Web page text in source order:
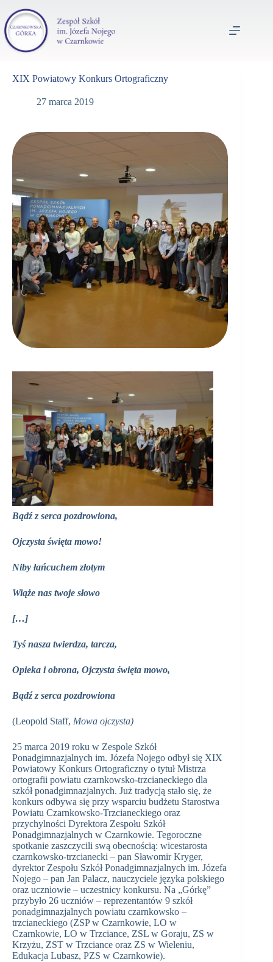
XIX Powiatowy Konkurs Ortograficzny
27 marca 2019
Bądź z serca pozdrowiona,
Ojczysta święta mowo!
Niby łańcuchem złotym
Wiąże nas twoje słowo
[…]
Tyś nasza twierdza, tarcza,
Opieka i obrona, Ojczysta święta mowo,
Bądź z serca pozdrowiona
(Leopold Staff, Mowa ojczysta)
25 marca 2019 roku w Zespole Szkół
Ponadgimnazjalnych im. Józefa Nojego odbył się XIX
Powiatowy Konkurs Ortograficzny o tytuł Mistrza
ortografii powiatu czarnkowsko‑trzcianeckiego dla
szkół ponadgimnazjalnych. Już tradycją stało się, że
konkurs odbywa się przy wsparciu budżetu Starostwa
Powiatu Czarnkowsko‑Trzcianeckiego oraz
przychylności Dyrektora Zespołu Szkół
Ponadgimnazjalnych w Czarnkowie. Tegoroczne
spotkanie zaszczycili swą obecnością: wicestarosta
czarnkowsko-trzcianecki – pan Sławomir Kryger,
dyrektor Zespołu Szkół Ponadgimnazjalnych im. Józefa
Nojego – pan Jan Palacz, nauczyciele języka polskiego
oraz uczniowie – uczestnicy konkursu. Na „Górkę”
przybyło 26 uczniów – reprezentantów 9 szkół
ponadgimnazjalnych powiatu czarnkowsko –
trzcianeckiego (ZSP w Czarnkowie, LO w
Czarnkowie, LO w Trzciance, ZSL w Goraju, ZS w
Krzyżu, ZST w Trzciance oraz ZS w Wieleniu,
Edukacja Lubasz, PZS w Czarnkowie).